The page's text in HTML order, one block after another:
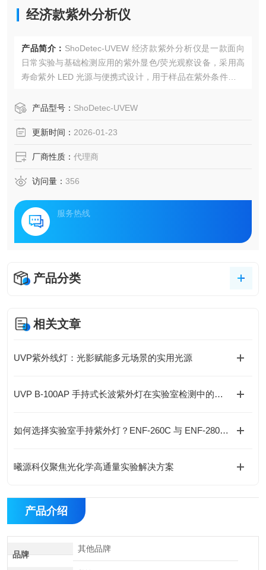
经济款紫外分析仪
产品简介： ShoDetec-UVEW 经济款紫外分析仪是一款面向
日常实验与基础检测应用的紫外显色/荧光观察设备，采用高
寿命紫外 LED 光源与便携式设计，用于样品在紫外条件下的
产品型号： ShoDetec-UVEW
更新时间： 2026-01-23
厂商性质： 代理商
访问量： 356
服务热线
产品分类
相关文章
UVP紫外线灯：光影赋能多元场景的实用光源
UVP B-100AP 手持式长波紫外灯在实验室检测中的应用与优势
如何选择实验室手持紫外灯？ENF-260C 与 ENF-280C 的技术对比与选型建议
曦源科仪聚焦光化学高通量实验解决方案
产品介绍
品牌
其他品牌